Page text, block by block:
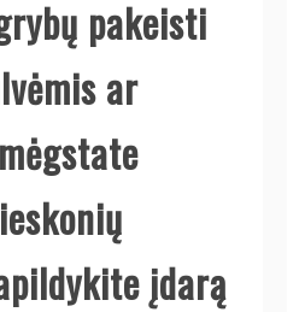
pakeisti
ar
įdarą